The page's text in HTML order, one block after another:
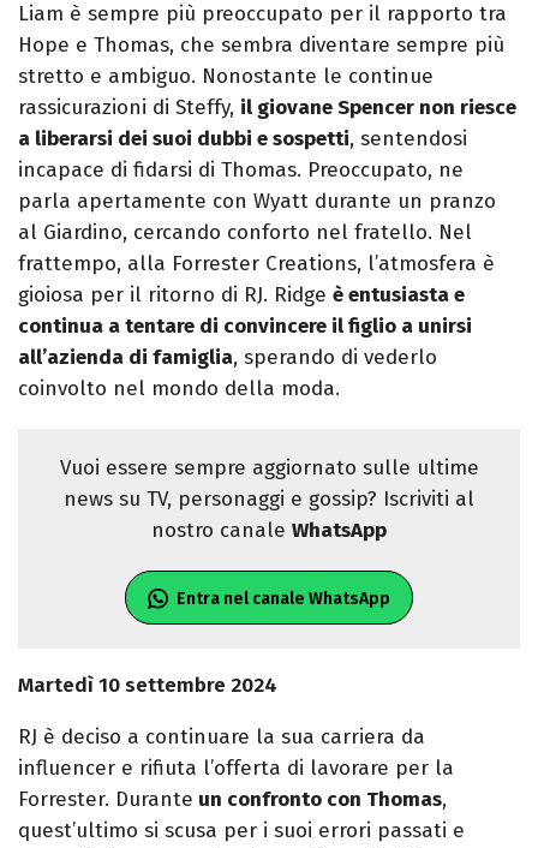
Liam è sempre più preoccupato per il rapporto tra
Hope e Thomas, che sembra diventare sempre più
stretto e ambiguo. Nonostante le continue
rassicurazioni di Steffy, il giovane Spencer non riesce
a liberarsi dei suoi dubbi e sospetti, sentendosi
incapace di fidarsi di Thomas. Preoccupato, ne
parla apertamente con Wyatt durante un pranzo
al Giardino, cercando conforto nel fratello. Nel
frattempo, alla Forrester Creations, l’atmosfera è
gioiosa per il ritorno di RJ. Ridge è entusiasta e
continua a tentare di convincere il figlio a unirsi
all’azienda di famiglia, sperando di vederlo
coinvolto nel mondo della moda.
Vuoi essere sempre aggiornato sulle ultime
news su TV, personaggi e gossip? Iscriviti al
nostro canale WhatsApp
Entra nel canale WhatsApp
Martedì 10 settembre 2024
RJ è deciso a continuare la sua carriera da
influencer e rifiuta l’offerta di lavorare per la
Forrester. Durante un confronto con Thomas,
quest’ultimo si scusa per i suoi errori passati e